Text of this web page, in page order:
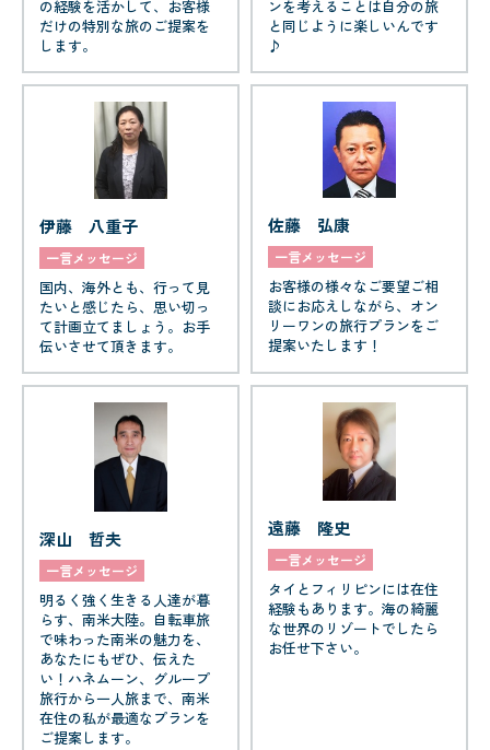
の経験を活かして、お客様
だけの特別な旅のご提案を
します。
ンを考えることは自分の旅
と同じように楽しいんです
♪
伊藤 八重子
一言メッセージ
国内、海外とも、行って見
たいと感じたら、思い切っ
て計画立てましょう。お手
伝いさせて頂きます。
佐藤 弘康
一言メッセージ
お客様の様々なご要望ご相
談にお応えしながら、オン
リーワンの旅行プランをご
提案いたします！
深山 哲夫
一言メッセージ
明るく強く生きる人達が暮
らす、南米大陸。自転車旅
で味わった南米の魅力を、
あなたにもぜひ、伝えた
い！ハネムーン、グループ
旅行から一人旅まで、南米
在住の私が最適なプランを
ご提案します。
遠藤 隆史
一言メッセージ
タイとフィリピンには在住
経験もあります。海の綺麗
な世界のリゾートでしたら
お任せ下さい。